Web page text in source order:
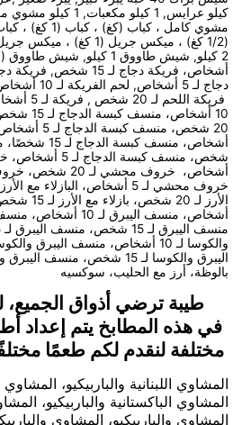
كيلو عرايس, 1 كيلو
مشوي كامل ،
فريكة
10
بالوظة، أرز مع الحليب، سوكسيه
طيبة ترضي أذواق الجميع،
في هذه المطابخ يتم إعداد
مختلفة لنقدم لكم طعمًا
المشاوي اللبنانية والباربيكيو، المشاوي
المشاوي الباكستانية والباربيكيو،
المشاوي والباربيكيو، المشاوي